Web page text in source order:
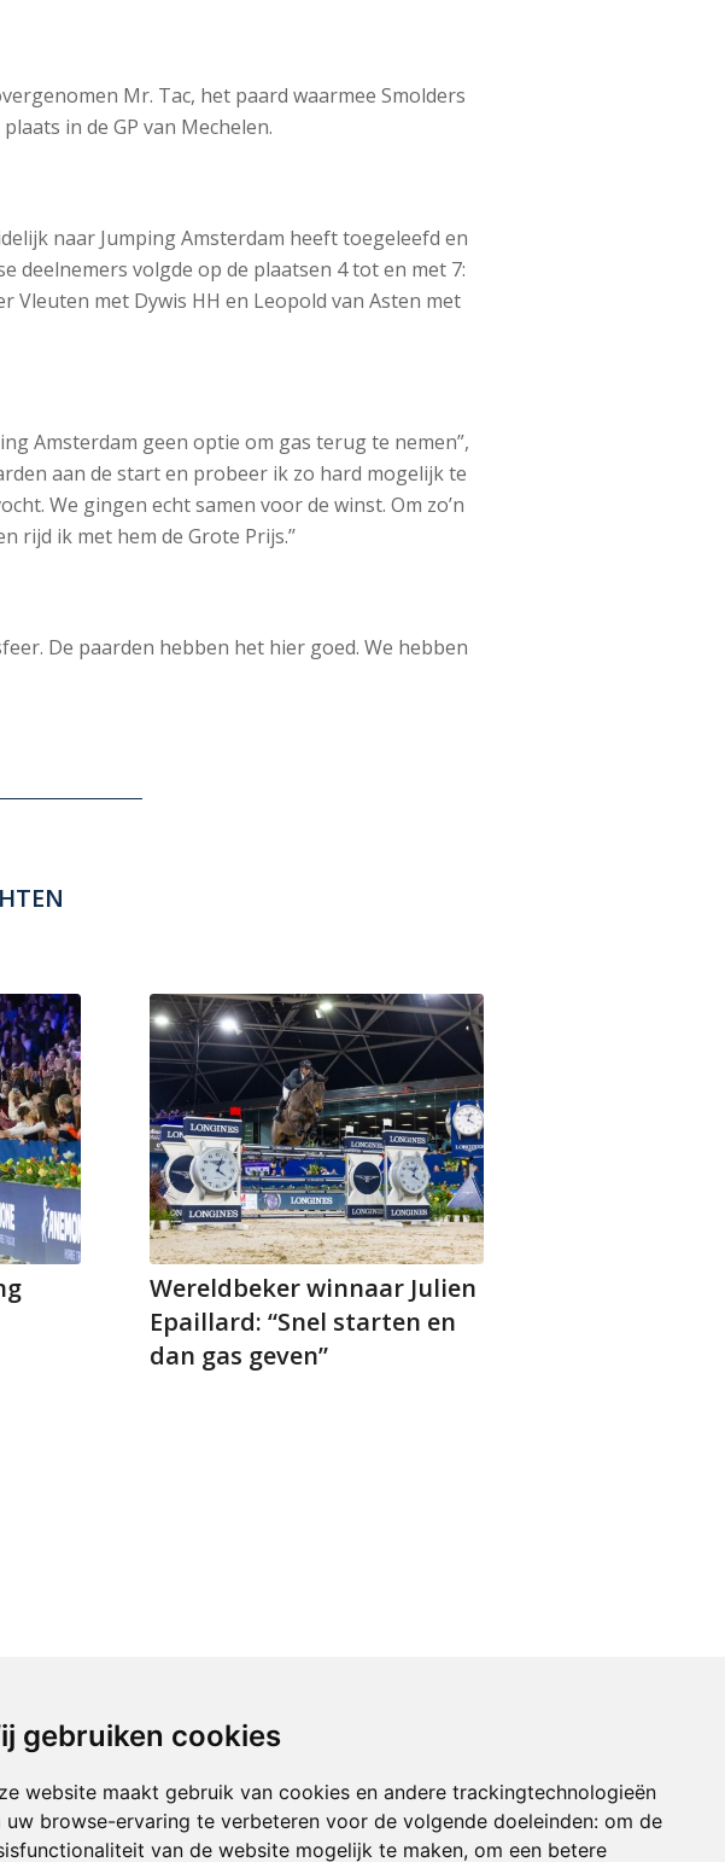
gebruiken cookies
website maakt gebruik van cookies en andere trackingtechnologieën
uw browse-ervaring te verbeteren voor de volgende doeleinden: om de
van de website mogelijk te maken, om een betere
Mr. Tac, het paard waarmee Smolders
in de GP van Mechelen.
naar Jumping Amsterdam heeft toegeleefd en
deelnemers volgde op de plaatsen 4 tot en met 7:
Vleuten met Dywis HH en Leopold van Asten met
Amsterdam geen optie om gas terug te nemen”,
aan de start en probeer ik zo hard mogelijk te
We gingen echt samen voor de winst. Om zo’n
ik met hem de Grote Prijs.’’
De paarden hebben het hier goed. We hebben
Wereldbeker winnaar Julien
Epaillard: “Snel starten en
dan gas geven”